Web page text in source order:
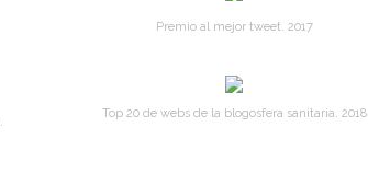
Premio al mejor tweet. 2017
Top 20 de webs de la blogosfera sanitaria. 2018